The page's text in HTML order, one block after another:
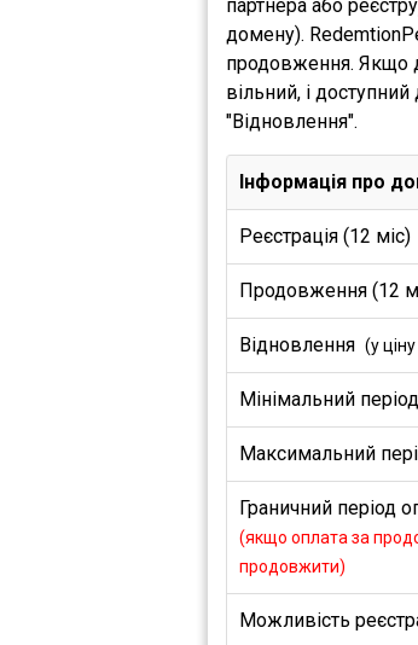
партнера або
домену).
продовження. Якщо
вільний, і
"Відновлення".
Інформація про
Реєстрація (12 міс)
Продовження (12
Відновлення (у
Мінімальний
Максимальний
Граничний період
(якщо оплата за
продовжити)
Можливість